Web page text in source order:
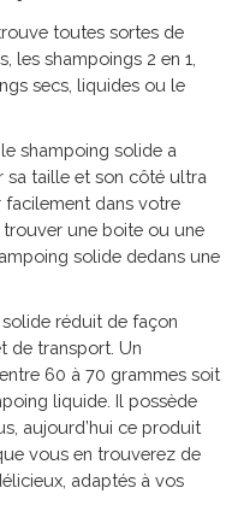
toutes sortes de
les shampoings 2 en 1,
secs, liquides ou le
shampoing solide a
sa taille et son côté ultra
dans votre
une boite ou une
solide dedans une
réduit de façon
de transport. Un
60 à 70 grammes soit
liquide. Il possède
aujourd’hui ce produit
vous en trouverez de
adaptés à vos